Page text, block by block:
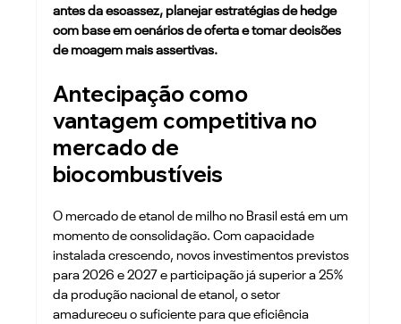
antes da escassez, planejar estratégias de hedge
com base em cenários de oferta e tomar decisões
de moagem mais assertivas.
Antecipação como
vantagem competitiva no
mercado de
biocombustíveis
O mercado de etanol de milho no Brasil está em um
momento de consolidação. Com capacidade
instalada crescendo, novos investimentos previstos
para 2026 e 2027 e participação já superior a 25%
da produção nacional de etanol, o setor
amadureceu o suficiente para que eficiência